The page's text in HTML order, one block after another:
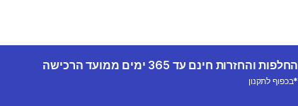
החלפות והחזרות חינם עד 365 ימים ממועד הרכישה
*בכפוף לתקנון